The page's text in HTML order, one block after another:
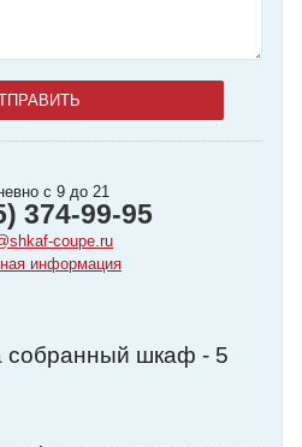
с 9 до 21
374-99-95
coupe.ru
информация
собранный шкаф - 5